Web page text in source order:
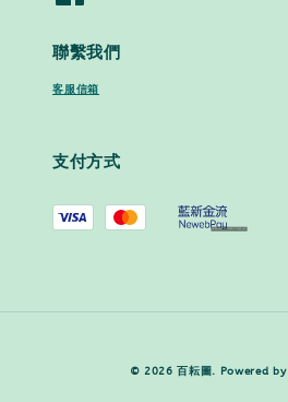
聯繫我們
客服信箱
支付方式
© 2026 百耘圖. Powered by